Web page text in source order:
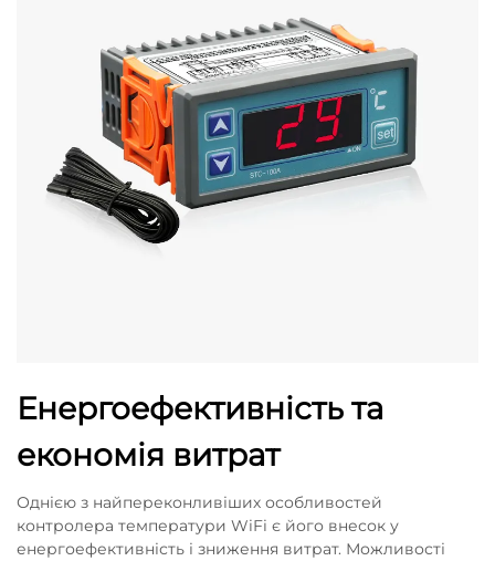
Енергоефективність та
економія витрат
Однією з найпереконливіших особливостей
контролера температури WiFi є його внесок у
енергоефективність і зниження витрат. Можливості